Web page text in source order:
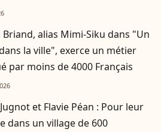
Briand, alias Mimi-Siku dans "Un
la ville", exerce un métier
par moins de 4000 Français
et Flavie Péan : Pour leur
dans un village de 600